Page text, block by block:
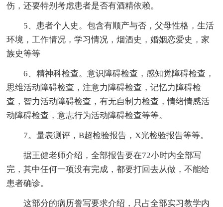
伤，还要特别考虑患者是否有酒精依赖。
5、患者个人史。包含有顺产与否，父母性格，生活
环境，工作情况，学习情况，烟酒史，婚姻恋爱史，家
族史等等
6、精神科检查。意识障碍检查，感知觉障碍检查，
思维活动障碍检查，注意力障碍检查，记忆力障碍检
查，智力活动障碍检查，有无自制力检查，情绪情感活
动障碍检查，意志行为活动障碍检查等等。
7。量表测评，B超检验报告，X光检验报告等等。
据王健老师介绍，全部报告要在72小时内全部写
完，其中任何一项没有完成，都要打回去从做，不能给
患者确诊。
这部分的病历誊写要求介绍，只占全部实习教学内